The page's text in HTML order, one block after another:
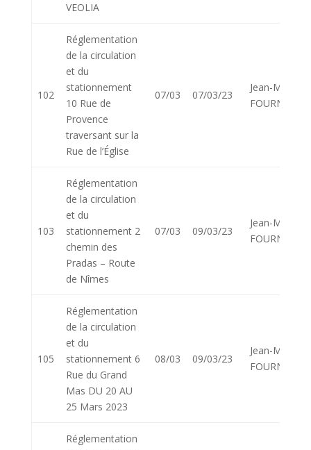
VEOLIA
102
Réglementation
de la circulation
et du
stationnement
10 Rue de
Provence
traversant sur la
Rue de l’Église
07/03 07/03/23
Jean-Marie
FOURNIER
103
Réglementation
de la circulation
et du
stationnement 2
chemin des
Pradas – Route
de Nîmes
07/03 09/03/23
Jean-Marie
FOURNIER
105
Réglementation
de la circulation
et du
stationnement 6
Rue du Grand
Mas DU 20 AU
25 Mars 2023
08/03 09/03/23
Jean-Marie
FOURNIER
Réglementation